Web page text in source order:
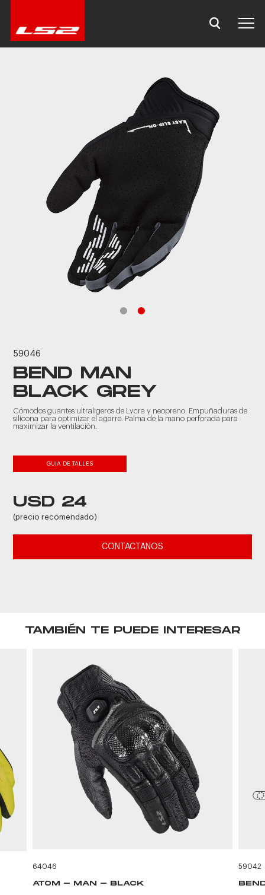
59046
BEND MAN
BLACK GREY
Cómodos guantes ultraligeros de Lycra y neopreno. Empuñaduras de
silicona para optimizar el agarre. Palma de la mano perforada para
maximizar la ventilación.
GUIA DE TALLES
USD 24
(precio recomendado)
CONTACTANOS
TAMBIÉN TE PUEDE INTERESAR
64046
ATOM - MAN - BLACK
59042